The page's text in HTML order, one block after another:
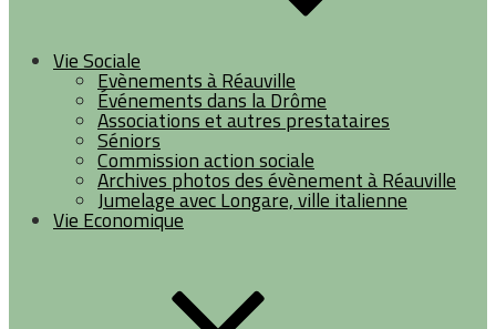
Vie Sociale
Evènements à Réauville
Événements dans la Drôme
Associations et autres prestataires
Séniors
Commission action sociale
Archives photos des évènement à Réauville
Jumelage avec Longare, ville italienne
Vie Economique